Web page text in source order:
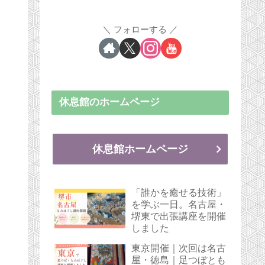
フォローする
休息館のホームページ
休息館ホームページ
「誰かを癒せる技術」
を学ぶ一日。名古屋・
堺東で出張講座を開催
しました
東京開催｜次回は名古
屋・徳島｜足つぼとも